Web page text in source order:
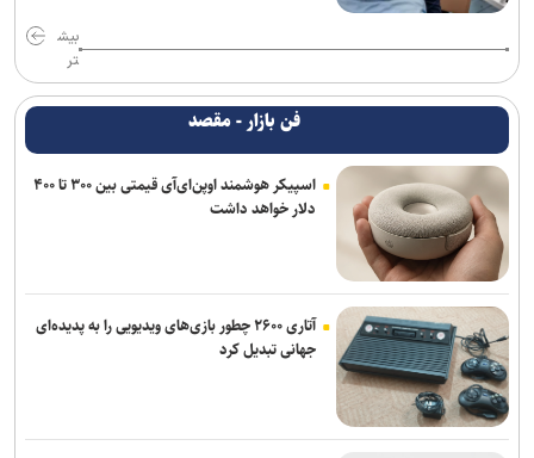
بیش
تر
فن بازار - مقصد
اسپیکر هوشمند اوپن‌ای‌آی قیمتی بین ۳۰۰ تا ۴۰۰
دلار خواهد داشت
آتاری ۲۶۰۰ چطور بازی‌های ویدیویی را به پدیده‌ای
جهانی تبدیل کرد